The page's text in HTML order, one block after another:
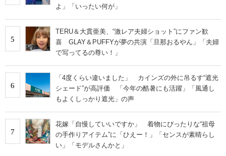
よ」「いったい何が」
5
TERU＆大貫亜美、“激レア夫婦ショット”にファン歓
喜 GLAY＆PUFFYが夢の共演「旦那おるやん」「夫婦
で写ってるの尊い！」
6
「4度くらい違いました」 カインズの外に吊るす“遮光
シェード”が高評価 「今年の酷暑にも活躍」「風通し
もよくしっかり遮光」の声
7
花嫁「自慢していいですか」 着物にぴったりな“祖母
の手作りアイテム”に「ひえー！」「センスが素晴らし
い」「モデルさんかと」